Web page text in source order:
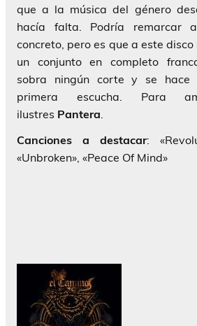
que a la música del género
hacía falta. Podría remarcar
concreto, pero es que a este
un conjunto en completo
sobra ningún corte y se hace
primera escucha. Para
ilustres Pantera.
Canciones a destacar:
«Unbroken», «Peace Of Mind»